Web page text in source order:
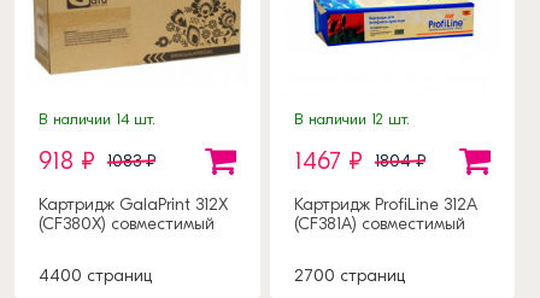
В наличии 14 шт.
918 ₽ 1083 ₽
Картридж GalaPrint 312X
(CF380X) совместимый
4400 страниц
В наличии 12 шт.
1467 ₽ 1804 ₽
Картридж ProfiLine 312A
(CF381A) совместимый
2700 страниц